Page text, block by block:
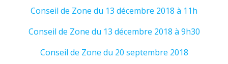
Conseil de Zone du 13 décembre 2018 à 11h
Conseil de Zone du 13 décembre 2018 à 9h30
Conseil de Zone du 20 septembre 2018